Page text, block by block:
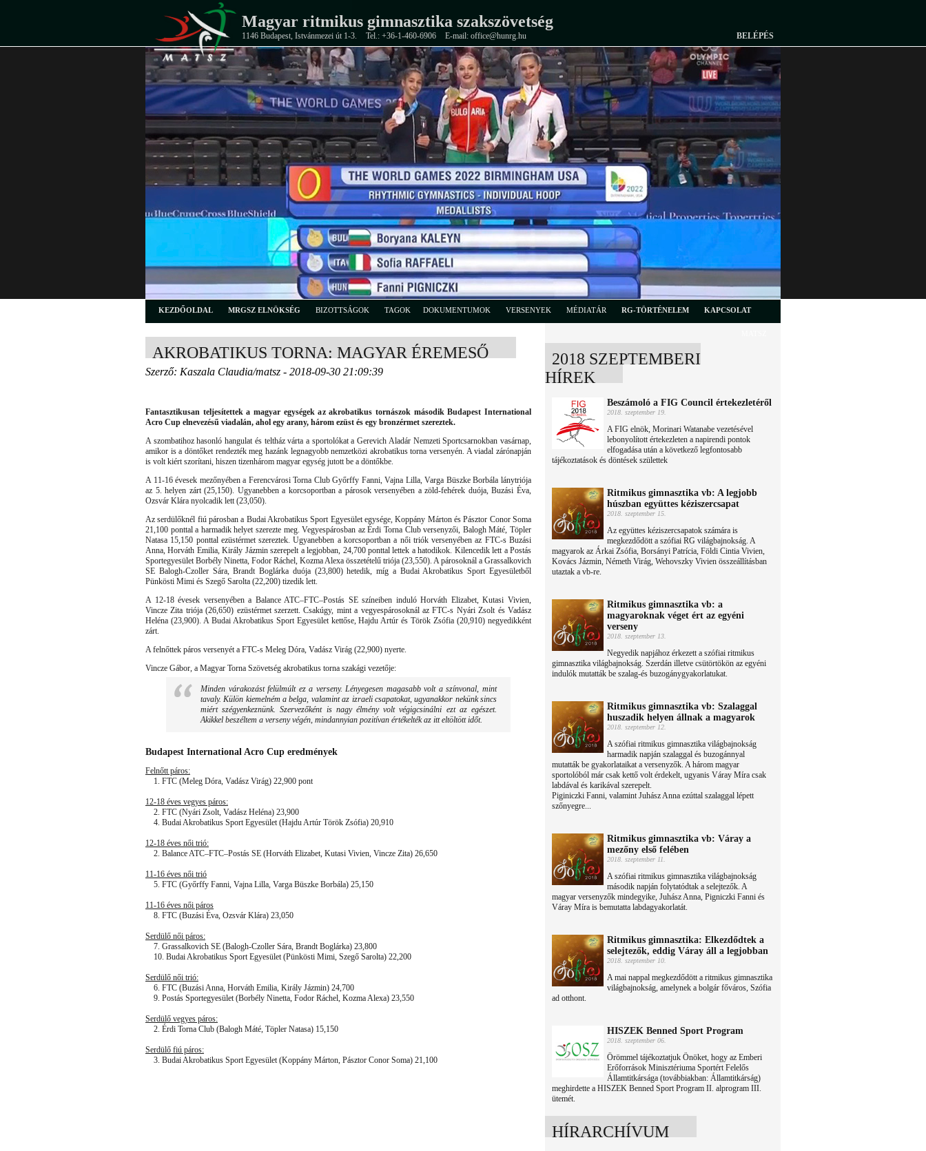
Magyar ritmikus gimnasztika szakszövetség
1146 Budapest, Istvánmezei út 1-3. Tel.: +36-1-460-6906 E-mail: office@hunrg.hu BELÉPÉS
KEZDŐOLDAL MRGSZ ELNÖKSÉG BIZOTTSÁGOK TAGOK DOKUMENTUMOK VERSENYEK MÉDIATÁR RG-TÖRTÉNELEM KAPCSOLAT
AKROBATIKUS TORNA: MAGYAR ÉREMESŐ
Szerző: Kaszala Claudia/matsz - 2018-09-30 21:09:39
Fantasztikusan teljesítettek a magyar egységek az akrobatikus tornászok második Budapest International
Acro Cup elnevezésű viadalán, ahol egy arany, három ezüst és egy bronzérmet szereztek.
A szombatihoz hasonló hangulat és teltház várta a sportolókat a Gerevich Aladár Nemzeti Sportcsarnokban vasárnap,
amikor is a döntőket rendezték meg hazánk legnagyobb nemzetközi akrobatikus torna versenyén. A viadal zárónapján
is volt kiért szorítani, hiszen tizenhárom magyar egység jutott be a döntőkbe.
A 11-16 évesek mezőnyében a Ferencvárosi Torna Club Győrffy Fanni, Vajna Lilla, Varga Büszke Borbála lánytriója
az 5. helyen zárt (25,150). Ugyanebben a korcsoportban a párosok versenyében a zöld-fehérek duója, Buzási Éva,
Ozsvár Klára nyolcadik lett (23,050).
Az serdülőknél fiú párosban a Budai Akrobatikus Sport Egyesület egysége, Koppány Márton és Pásztor Conor Soma
21,100 ponttal a harmadik helyet szerezte meg. Vegyespárosban az Érdi Torna Club versenyzői, Balogh Máté, Töpler
Natasa 15,150 ponttal ezüstérmet szereztek. Ugyanebben a korcsoportban a női triók versenyében az FTC-s Buzási
Anna, Horváth Emilia, Király Jázmin szerepelt a legjobban, 24,700 ponttal lettek a hatodikok. Kilencedik lett a Postás
Sportegyesület Borbély Ninetta, Fodor Ráchel, Kozma Alexa összetételű triója (23,550). A párosoknál a Grassalkovich
SE Balogh-Czoller Sára, Brandt Boglárka duója (23,800) hetedik, míg a Budai Akrobatikus Sport Egyesületből
Pünkösti Mimi és Szegő Sarolta (22,200) tizedik lett.
A 12-18 évesek versenyében a Balance ATC–FTC–Postás SE színeiben induló Horváth Elizabet, Kutasi Vivien,
Vincze Zita triója (26,650) ezüstérmet szerzett. Csakúgy, mint a vegyespárosoknál az FTC-s Nyári Zsolt és Vadász
Heléna (23,900). A Budai Akrobatikus Sport Egyesület kettőse, Hajdu Artúr és Török Zsófia (20,910) negyedikként
zárt.
A felnőttek páros versenyét a FTC-s Meleg Dóra, Vadász Virág (22,900) nyerte.
Vincze Gábor, a Magyar Torna Szövetség akrobatikus torna szakági vezetője:
Minden várakozást felülmúlt ez a verseny. Lényegesen magasabb volt a színvonal, mint
tavaly. Külön kiemelném a belga, valamint az izraeli csapatokat, ugyanakkor nekünk sincs
miért szégyenkeznünk. Szervezőként is nagy élmény volt végigcsinálni ezt az egészet.
Akikkel beszéltem a verseny végén, mindannyian pozitívan értékelték az itt eltöltött időt.
Budapest International Acro Cup eredmények
Felnőtt páros:
1. FTC (Meleg Dóra, Vadász Virág) 22,900 pont
12-18 éves vegyes páros:
2. FTC (Nyári Zsolt, Vadász Heléna) 23,900
4. Budai Akrobatikus Sport Egyesület (Hajdu Artúr Török Zsófia) 20,910
12-18 éves női trió:
2. Balance ATC–FTC–Postás SE (Horváth Elizabet, Kutasi Vivien, Vincze Zita) 26,650
11-16 éves női trió
5. FTC (Győrffy Fanni, Vajna Lilla, Varga Büszke Borbála) 25,150
11-16 éves női páros
8. FTC (Buzási Éva, Ozsvár Klára) 23,050
Serdülő női páros:
7. Grassalkovich SE (Balogh-Czoller Sára, Brandt Boglárka) 23,800
10. Budai Akrobatikus Sport Egyesület (Pünkösti Mimi, Szegő Sarolta) 22,200
Serdülő női trió:
6. FTC (Buzási Anna, Horváth Emilia, Király Jázmin) 24,700
9. Postás Sportegyesület (Borbély Ninetta, Fodor Ráchel, Kozma Alexa) 23,550
Serdülő vegyes páros:
2. Érdi Torna Club (Balogh Máté, Töpler Natasa) 15,150
Serdülő fiú páros:
3. Budai Akrobatikus Sport Egyesület (Koppány Márton, Pásztor Conor Soma) 21,100
2018 SZEPTEMBERI
HÍREK
Beszámoló a FIG Council értekezletéről
2018. szeptember 19.
A FIG elnök, Morinari Watanabe vezetésével
lebonyolított értekezleten a napirendi pontok
elfogadása után a következő legfontosabb
tájékoztatások és döntések születtek
Ritmikus gimnasztika vb: A legjobb
húszban együttes kéziszercsapat
2018. szeptember 15.
Az együttes kéziszercsapatok számára is
megkezdődött a szófiai RG világbajnokság. A
magyarok az Árkai Zsófia, Borsányi Patrícia, Földi Cintia Vivien,
Kovács Jázmin, Németh Virág, Wehovszky Vivien összeállításban
utaztak a vb-re.
Ritmikus gimnasztika vb: a
magyaroknak véget ért az egyéni
verseny
2018. szeptember 13.
Negyedik napjához érkezett a szófiai ritmikus
gimnasztika világbajnokság. Szerdán illetve csütörtökön az egyéni
indulók mutatták be szalag-és buzogánygyakorlatukat.
Ritmikus gimnasztika vb: Szalaggal
huszadik helyen állnak a magyarok
2018. szeptember 12.
A szófiai ritmikus gimnasztika világbajnokság
harmadik napján szalaggal és buzogánnyal
mutatták be gyakorlataikat a versenyzők. A három magyar
sportolóból már csak kettő volt érdekelt, ugyanis Váray Míra csak
labdával és karikával szerepelt.
Piginiczki Fanni, valamint Juhász Anna ezúttal szalaggal lépett
szőnyegre...
Ritmikus gimnasztika vb: Váray a
mezőny első felében
2018. szeptember 11.
A szófiai ritmikus gimnasztika világbajnokság
második napján folytatódtak a selejtezők. A
magyar versenyzők mindegyike, Juhász Anna, Pigniczki Fanni és
Váray Míra is bemutatta labdagyakorlatát.
Ritmikus gimnasztika: Elkezdődtek a
selejtezők, eddig Váray áll a legjobban
2018. szeptember 10.
A mai nappal megkezdődött a ritmikus gimnasztika
világbajnokság, amelynek a bolgár főváros, Szófia
ad otthont.
HISZEK Benned Sport Program
2018. szeptember 06.
Örömmel tájékoztatjuk Önöket, hogy az Emberi
Erőforrások Minisztériuma Sportért Felelős
Államtitkársága (továbbiakban: Államtitkárság)
meghirdette a HISZEK Benned Sport Program II. alprogram III.
ütemét.
HÍRARCHÍVUM